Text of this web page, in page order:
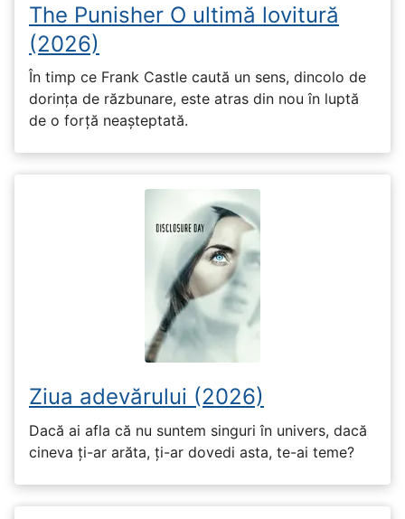
The Punisher O ultimă lovitură
(2026)
În timp ce Frank Castle caută un sens, dincolo de
dorința de răzbunare, este atras din nou în luptă
de o forță neașteptată.
Ziua adevărului (2026)
Dacă ai afla că nu suntem singuri în univers, dacă
cineva ți-ar arăta, ți-ar dovedi asta, te-ai teme?